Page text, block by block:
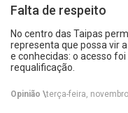
Falta de respeito
No centro das Taipas
representa que possa vir
e conhecidas: o acesso
requalificação.
Opinião \terça-feira,